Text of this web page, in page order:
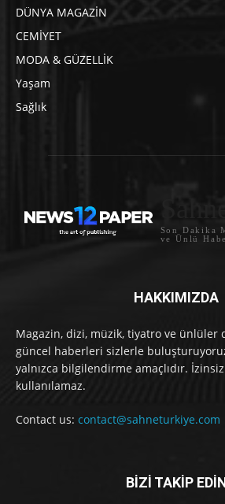
DÜNYA MAGAZİN
CEMİYET
MODA & GÜZELLİK
Yaşam
Sağlık
Son Dakika
ve Ünlü
HAKKIMIZDA
Magazin, dizi, müzik, tiyatro ve ünlüler
güncel haberleri sizlerle
yalnızca bilgilendirme amaçlıdır.
kullanılamaz.
Contact us: contact@sahneturkiye.com
BİZİ TAKİP